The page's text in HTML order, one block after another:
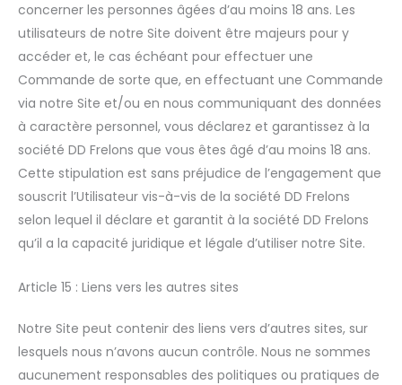
concerner les personnes âgées d’au moins 18 ans. Les
utilisateurs de notre Site doivent être majeurs pour y
accéder et, le cas échéant pour effectuer une
Commande de sorte que, en effectuant une Commande
via notre Site et/ou en nous communiquant des données
à caractère personnel, vous déclarez et garantissez à la
société DD Frelons que vous êtes âgé d’au moins 18 ans.
Cette stipulation est sans préjudice de l’engagement que
souscrit l’Utilisateur vis-à-vis de la société DD Frelons
selon lequel il déclare et garantit à la société DD Frelons
qu’il a la capacité juridique et légale d’utiliser notre Site.
Article 15 : Liens vers les autres sites
Notre Site peut contenir des liens vers d’autres sites, sur
lesquels nous n’avons aucun contrôle. Nous ne sommes
aucunement responsables des politiques ou pratiques de